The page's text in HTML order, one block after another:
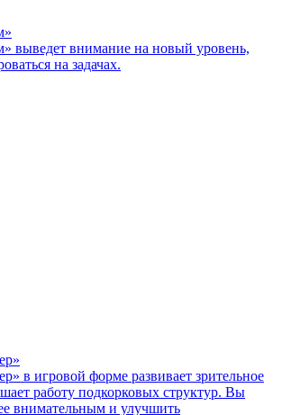
выведет внимание на новый уровень,
на задачах.
в игровой форме развивает зрительное
работу подкорковых структур. Вы
внимательным и улучшить